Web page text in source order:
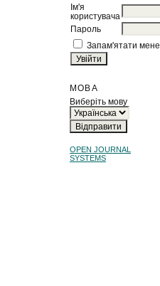
Ім'я
користувача
Пароль
Запам'ятати мене
МОВА
Виберіть мову
OPEN JOURNAL
SYSTEMS